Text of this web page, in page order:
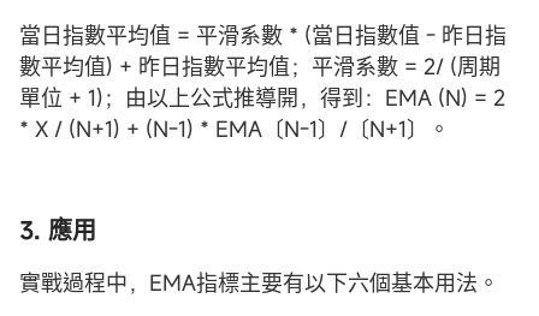
當日指數平均值 = 平滑系數 * (當日指數值 - 昨日指
數平均值) + 昨日指數平均值；平滑系數 = 2/ (周期
單位 + 1)；由以上公式推導開，得到：EMA (N) = 2
* X / (N+1) + (N-1) * EMA〔N-1〕/〔N+1〕。
3. 應用
實戰過程中，EMA指標主要有以下六個基本用法。